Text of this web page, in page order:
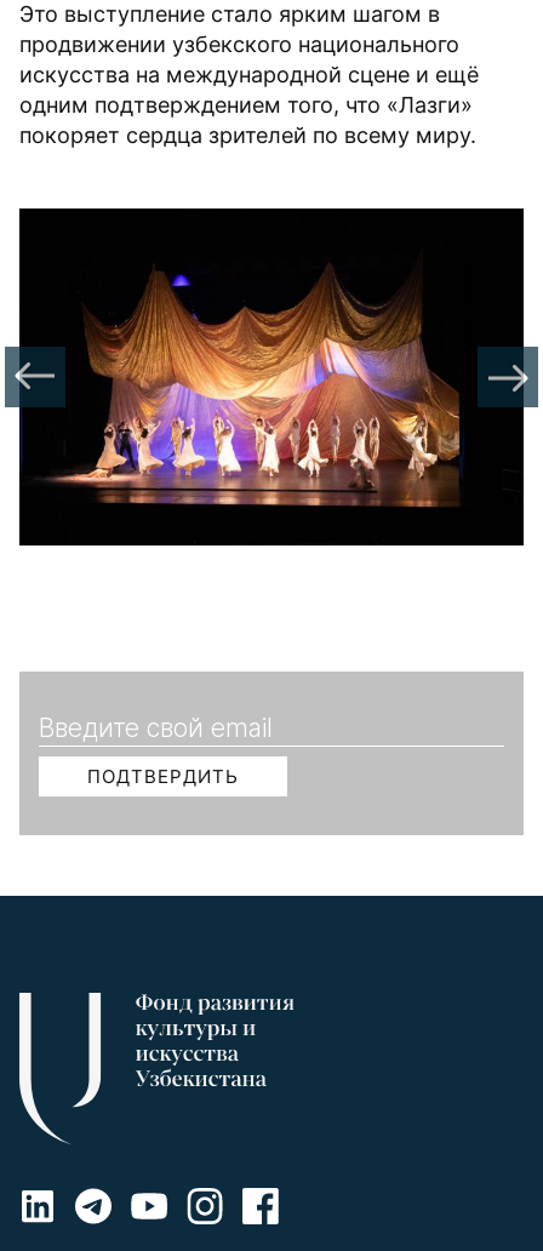
Это выступление стало ярким шагом в
продвижении узбекского национального
искусства на международной сцене и ещё
одним подтверждением того, что «Лазги»
покоряет сердца зрителей по всему миру.